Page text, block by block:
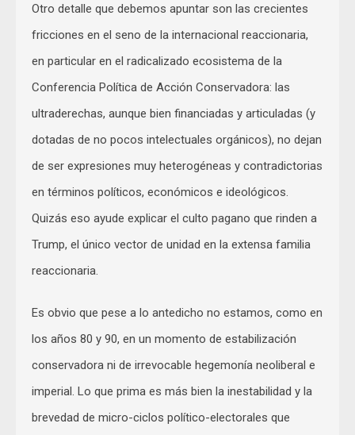
Otro detalle que debemos apuntar son las crecientes
fricciones en el seno de la internacional reaccionaria,
en particular en el radicalizado ecosistema de la
Conferencia Política de Acción Conservadora: las
ultraderechas, aunque bien financiadas y articuladas (y
dotadas de no pocos intelectuales orgánicos), no dejan
de ser expresiones muy heterogéneas y contradictorias
en términos políticos, económicos e ideológicos.
Quizás eso ayude explicar el culto pagano que rinden a
Trump, el único vector de unidad en la extensa familia
reaccionaria.
Es obvio que pese a lo antedicho no estamos, como en
los años 80 y 90, en un momento de estabilización
conservadora ni de irrevocable hegemonía neoliberal e
imperial. Lo que prima es más bien la inestabilidad y la
brevedad de micro-ciclos político-electorales que